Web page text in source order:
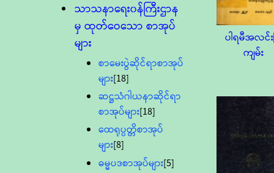
သာသနာရေး၀န်ကြီးဌာန
မှ ထုတ်ဝေသော စာအုပ်
များ
စာမေးပွဲဆိုင်ရာစာအုပ်
များ[18]
ဆဋ္ဌသံဂါယနာဆိုင်ရာ
စာအုပ်များ[18]
ထေရုပ္ပတ္တိစာအုပ်
များ[8]
ဓမ္မပဒစာအုပ်များ[5]
ပါရမီအလင်း
ကျမ်း